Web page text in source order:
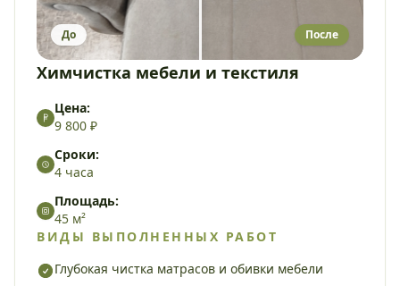
До После
Химчистка мебели и текстиля
Цена:
9 800 ₽
Сроки:
4 часа
Площадь:
45 м²
ВИДЫ ВЫПОЛНЕННЫХ РАБОТ
Глубокая чистка матрасов и обивки мебели